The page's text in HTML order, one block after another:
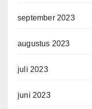
september 2023
augustus 2023
juli 2023
juni 2023